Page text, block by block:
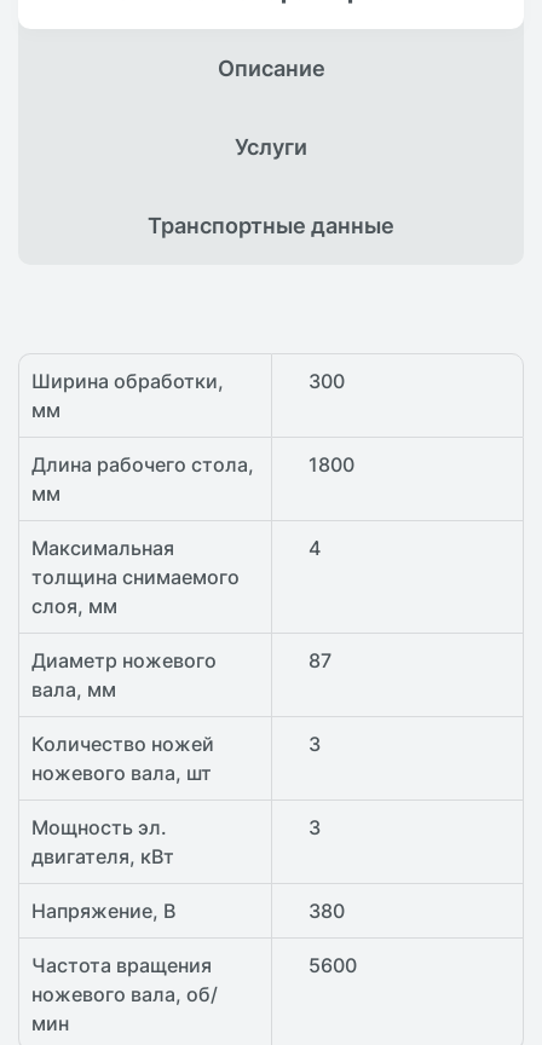
Описание
Услуги
Транспортныеданные
Ширина обработки,
мм
300
Длина рабочего стола,
мм
1800
Максимальная
толщина снимаемого
слоя, мм
4
Диаметр ножевого
вала, мм
87
Количество ножей
ножевого вала, шт
3
Мощность эл.
двигателя, кВт
3
Напряжение, В 380
Частота вращения
ножевого вала, об/
мин
5600